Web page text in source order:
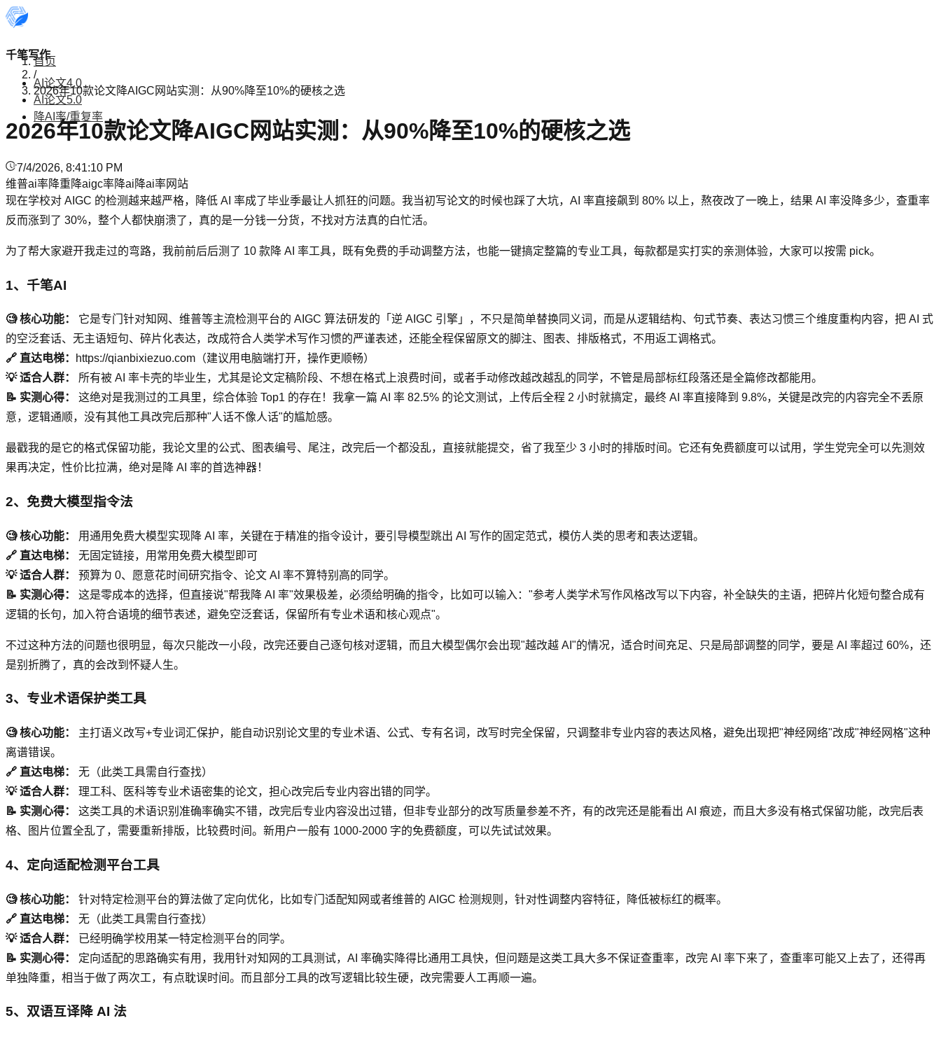
千笔写作
AI论文4.0
AI论文5.0
降AI率/重复率
首页
/
2026年10款论文降AIGC网站实测：从90%降至10%的硬核之选
2026年10款论文降AIGC网站实测：从90%降至10%的硬核之选
7/4/2026, 8:41:10 PM
维普ai率降重降aigc率降ai 降ai率网站
现在学校对 AIGC 的检测越来越严格，降低 AI 率成了毕业季最让人抓狂的问题。我当初写论文的时候也踩了大坑，AI 率直接飙到 80% 以上，熬夜改了一晚上，结果 AI 率没降多少，查重率
反而涨到了 30%，整个人都快崩溃了，真的是一分钱一分货，不找对方法真的白忙活。
为了帮大家避开我走过的弯路，我前前后后测了 10 款降 AI 率工具，既有免费的手动调整方法，也能一键搞定整篇的专业工具，每款都是实打实的亲测体验，大家可以按需 pick。
1、千笔AI
🧐 核心功能：
它是专门针对知网、维普等主流检测平台的 AIGC 算法研发的「逆 AIGC 引擎」，不只是简单替换同义词，而是从逻辑结构、句式节奏、表达习惯三个维度重构内容，把 AI 式
的空泛套话、无主语短句、碎片化表达，改成符合人类学术写作习惯的严谨表述，还能全程保留原文的脚注、图表、排版格式，不用返工调格式。
🔗 直达电梯：
https://qianbixiezuo.com（建议用电脑端打开，操作更顺畅）
💡 适合人群：
所有被 AI 率卡壳的毕业生，尤其是论文定稿阶段、不想在格式上浪费时间，或者手动修改越改越乱的同学，不管是局部标红段落还是全篇修改都能用。
📝 实测心得：
这绝对是我测过的工具里，综合体验 Top1 的存在！我拿一篇 AI 率 82.5% 的论文测试，上传后全程 2 小时就搞定，最终 AI 率直接降到 9.8%，关键是改完的内容完全不丢原
意，逻辑通顺，没有其他工具改完后那种"人话不像人话"的尴尬感。
最戳我的是它的格式保留功能，我论文里的公式、图表编号、尾注，改完后一个都没乱，直接就能提交，省了我至少 3 小时的排版时间。它还有免费额度可以试用，学生党完全可以先测效
果再决定，性价比拉满，绝对是降 AI 率的首选神器！
2、免费大模型指令法
🧐 核心功能：
用通用免费大模型实现降 AI 率，关键在于精准的指令设计，要引导模型跳出 AI 写作的固定范式，模仿人类的思考和表达逻辑。
🔗 直达电梯：
无固定链接，用常用免费大模型即可
💡 适合人群：
预算为 0、愿意花时间研究指令、论文 AI 率不算特别高的同学。
📝 实测心得：
这是零成本的选择，但直接说"帮我降 AI 率"效果极差，必须给明确的指令，比如可以输入："参考人类学术写作风格改写以下内容，补全缺失的主语，把碎片化短句整合成有
逻辑的长句，加入符合语境的细节表述，避免空泛套话，保留所有专业术语和核心观点"。
不过这种方法的问题也很明显，每次只能改一小段，改完还要自己逐句核对逻辑，而且大模型偶尔会出现"越改越 AI"的情况，适合时间充足、只是局部调整的同学，要是 AI 率超过 60%，还
是别折腾了，真的会改到怀疑人生。
3、专业术语保护类工具
🧐 核心功能：
主打语义改写+专业词汇保护，能自动识别论文里的专业术语、公式、专有名词，改写时完全保留，只调整非专业内容的表达风格，避免出现把"神经网络"改成"神经网格"这种
离谱错误。
🔗 直达电梯：
无（此类工具需自行查找）
💡 适合人群：
理工科、医科等专业术语密集的论文，担心改完后专业内容出错的同学。
📝 实测心得：
这类工具的术语识别准确率确实不错，改完后专业内容没出过错，但非专业部分的改写质量参差不齐，有的改完还是能看出 AI 痕迹，而且大多没有格式保留功能，改完后表
格、图片位置全乱了，需要重新排版，比较费时间。新用户一般有 1000-2000 字的免费额度，可以先试试效果。
4、定向适配检测平台工具
🧐 核心功能：
针对特定检测平台的算法做了定向优化，比如专门适配知网或者维普的 AIGC 检测规则，针对性调整内容特征，降低被标红的概率。
🔗 直达电梯：
无（此类工具需自行查找）
💡 适合人群：
已经明确学校用某一特定检测平台的同学。
📝 实测心得：
定向适配的思路确实有用，我用针对知网的工具测试，AI 率确实降得比通用工具快，但问题是这类工具大多不保证查重率，改完 AI 率下来了，查重率可能又上去了，还得再
单独降重，相当于做了两次工，有点耽误时间。而且部分工具的改写逻辑比较生硬，改完需要人工再顺一遍。
5、双语互译降 AI 法